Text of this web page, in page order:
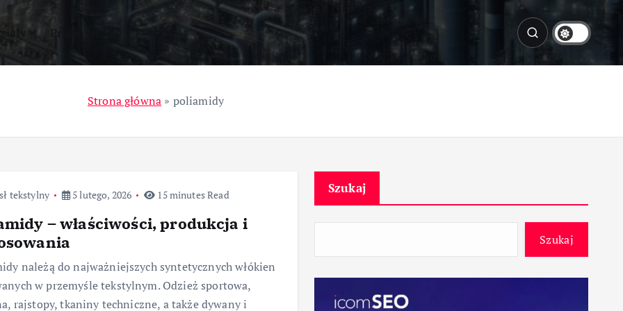
Przemysł
Strona główna » poliamidy
tekstylny 5 lutego, 2026 15 minutes Read
– właściwości, produkcja i
należą do najważniejszych syntetycznych włókien
w przemyśle tekstylnym. Odzież sportowa,
rajstopy, tkaniny techniczne, a także dywany i
Szukaj
Szukaj